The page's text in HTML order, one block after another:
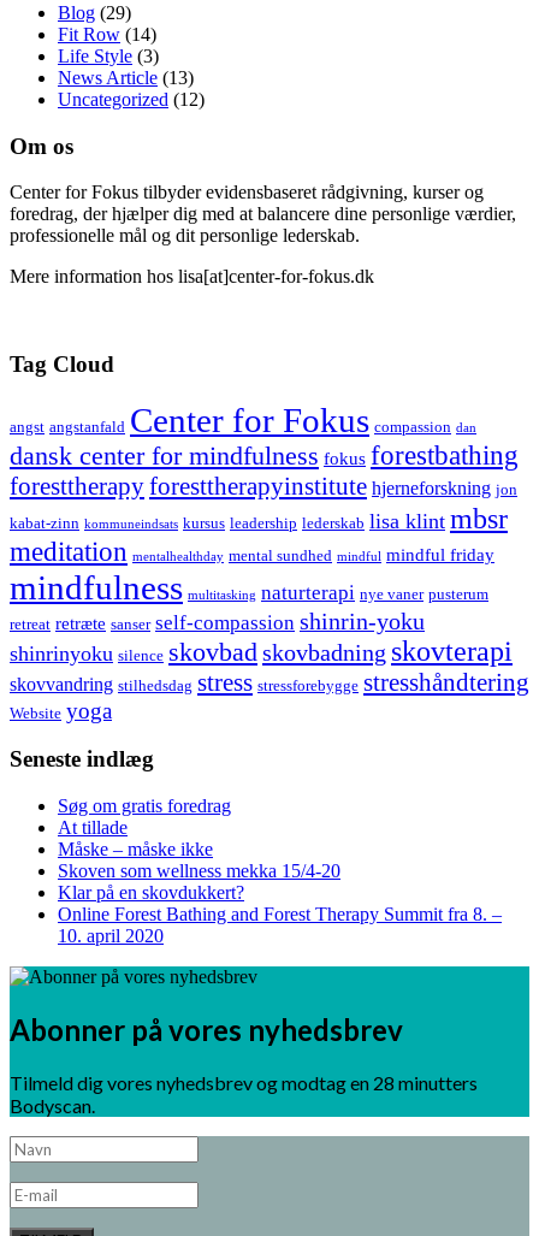
Blog (29)
Fit Row (14)
Life Style (3)
News Article (13)
Uncategorized (12)
Om os
Center for Fokus tilbyder evidensbaseret rådgivning, kurser og
foredrag, der hjælper dig med at balancere dine personlige værdier,
professionelle mål og dit personlige lederskab.
Mere information hos lisa[at]center-for-fokus.dk
Tag Cloud
angst angstanfald Center for Fokus compassion dan
dansk center for mindfulness fokus forestbathing
foresttherapyforesttherapyinstitute hjerneforskning jon
kabat-zinn kommuneindsats kursus leadership lederskab lisa klint mbsr
meditation mentalhealthday mental sundhed mindful mindful friday
mindfulness multitasking naturterapi nye vaner pusterum
retreat retræte sanser self-compassion shinrin-yoku
shinrinyoku silence skovbad skovbadning skovterapi
skovvandring stilhedsdag stress stressforebygge stresshåndtering
Website yoga
Seneste indlæg
Søg om gratis foredrag
At tillade
Måske – måske ikke
Skoven som wellness mekka 15/4-20
Klar på en skovdukkert?
Online Forest Bathing and Forest Therapy Summit fra 8. –
10. april 2020
Abonner på vores nyhedsbrev
Tilmeld dig vores nyhedsbrev og modtag en 28 minutters
Bodyscan.